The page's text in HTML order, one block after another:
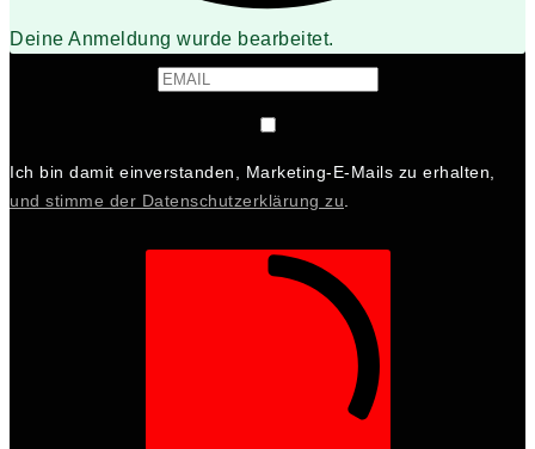
Deine Anmeldung wurde bearbeitet.
Ich bin damit einverstanden, Marketing-E-Mails zu erhalten,
und stimme der Datenschutzerklärung zu